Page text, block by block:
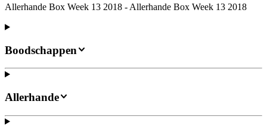
Allerhande Box Week 13 2018 - Allerhande Box Week 13 2018
Boodschappen
Allerhande